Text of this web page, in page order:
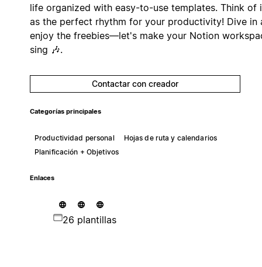
life organized with easy-to-use templates. Think of
as the perfect rhythm for your productivity! Dive in
enjoy the freebies—let's make your Notion
sing 🎶.
Contactar con creador
Categorías principales
Productividad personal
Hojas de ruta y calendarios
Planificación + Objetivos
Enlaces
26 plantillas